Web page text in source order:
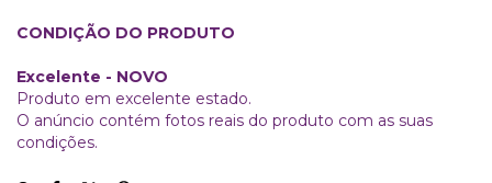
CONDIÇÃO DO PRODUTO
Excelente - NOVO
Produto em excelente estado.
O anúncio contém fotos reais do produto com as suas
condições.